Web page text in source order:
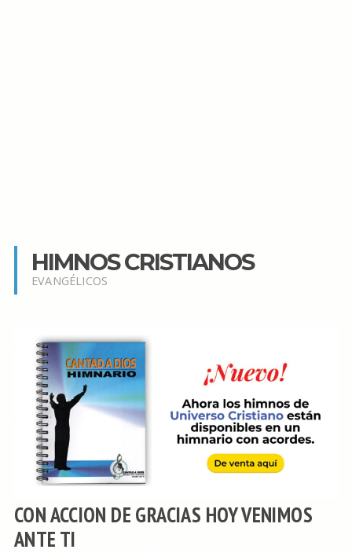
HIMNOS CRISTIANOS
EVANGÉLICOS
CON ACCION DE GRACIAS HOY VENIMOS
ANTE TI